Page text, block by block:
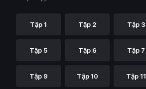
Tập 1 Tập 2 Tập 3
Tập 5 Tập 6 Tập 7
Tập 9 Tập 10 Tập 11